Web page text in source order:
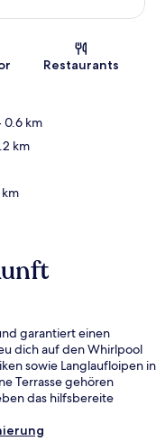
Restaurants
0.6 km
km
garantiert einen
dich auf den Whirlpool
sowie Langlaufloipen in
Terrasse gehören
das hilfsbereite